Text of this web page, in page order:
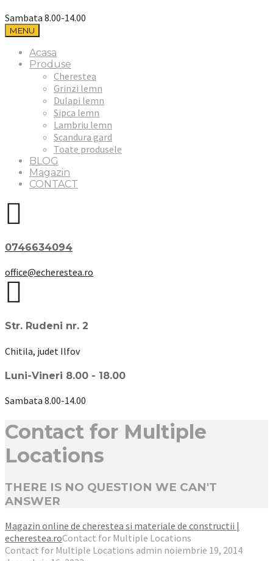
Sambata 8.00-14.00
MENU
Acasa
Produse
Cherestea
Grinzi lemn
Dulapi lemn
Sipca lemn
Lambriu lemn
Scandura gard
Toate produsele
BLOG
Magazin
CONTACT
0746634094
office@echerestea.ro
Str. Rudeni nr. 2
Chitila, judet Ilfov
Luni-Vineri 8.00 - 18.00
Sambata 8.00-14.00
Contact for Multiple
Locations
THERE IS NO QUESTION WE CAN'T
ANSWER
Magazin online de cherestea si materiale de constructii |
echerestea.roContact for Multiple Locations
Contact for Multiple Locations admin noiembrie 19, 2014